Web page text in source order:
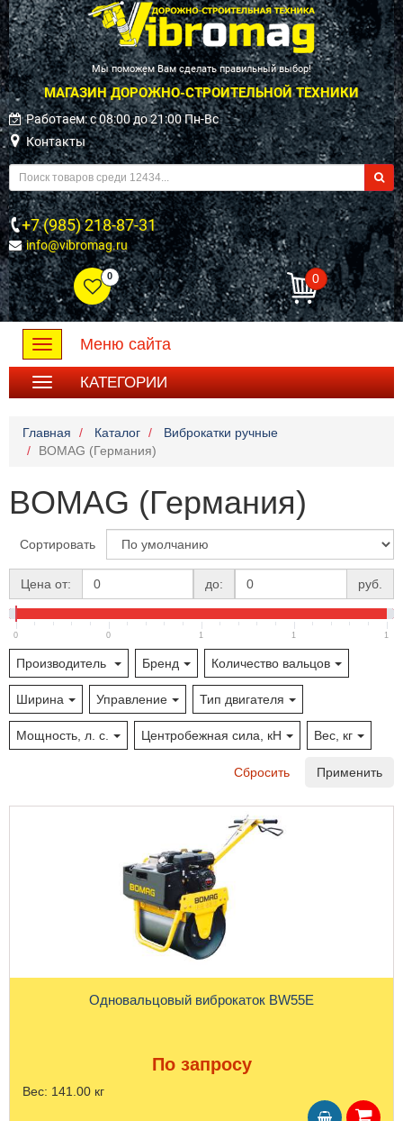
Мы поможем Вам сделать правильный выбор!
МАГАЗИН ДОРОЖНО-СТРОИТЕЛЬНОЙ ТЕХНИКИ
Работаем: c 08:00 до 21:00 Пн-Вс
Контакты
+7 (985) 218-87-31
info@vibromag.ru
0 0
Toggle
navigation
Меню сайта
КАТЕГОРИИ
Главная Каталог
Виброкатки ручные
BOMAG (Германия)
BOMAG (Германия)
Сортировать
Цена от: до: руб.
0 0 1 1 1
Производитель Бренд Количество вальцов
Ширина Управление Тип двигателя
Мощность, л. с. Центробежная сила, кН Вес, кг
Сбросить Применить
Одновальцовый виброкаток BW55E
По запросу
Вес: 141.00 кг